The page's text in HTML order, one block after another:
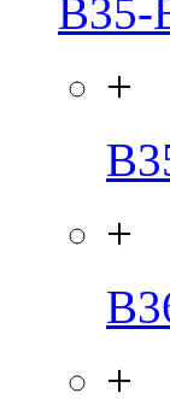
B35-
+
+
+